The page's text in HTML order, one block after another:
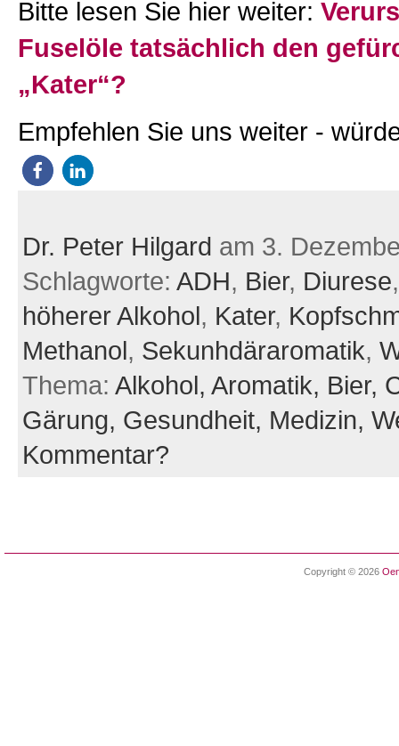
Bitte lesen Sie hier weiter:
Fuselöle tatsächlich den
„Kater“?
Empfehlen Sie uns weiter -
Dr. Peter Hilgard am 3.
Schlagworte: ADH, Bier, Diurese
höherer Alkohol, Kater,
Methanol, Sekunhdäraromatik,
Thema: Alkohol, Aromatik, Bier,
Gärung, Gesundheit, Medizin,
Kommentar?
Copyright © 2026